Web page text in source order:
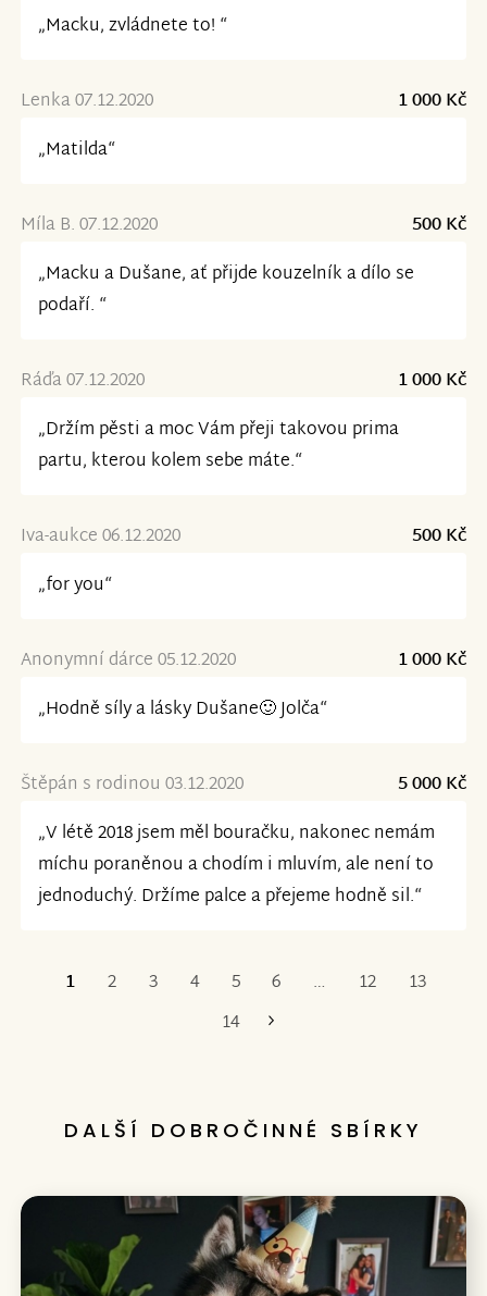
„Macku, zvládnete to! “
Lenka 07.12.2020
1 000 Kč
„Matilda“
Míla B. 07.12.2020
500 Kč
„Macku a Dušane, ať přijde kouzelník a dílo se
podaří. “
Ráďa 07.12.2020
1 000 Kč
„Držím pěsti a moc Vám přeji takovou prima
partu, kterou kolem sebe máte.“
Iva-aukce 06.12.2020
500 Kč
„for you“
Anonymní dárce 05.12.2020
1 000 Kč
„Hodně síly a lásky Dušane🙂 Jolča“
Štěpán s rodinou 03.12.2020
5 000 Kč
„V létě 2018 jsem měl bouračku, nakonec nemám
míchu poraněnou a chodím i mluvím, ale není to
jednoduchý. Držíme palce a přejeme hodně sil.“
1 2 3 4 5 6 … 12
13
14
Poslední
DALŠÍ DOBROČINNÉ SBÍRKY